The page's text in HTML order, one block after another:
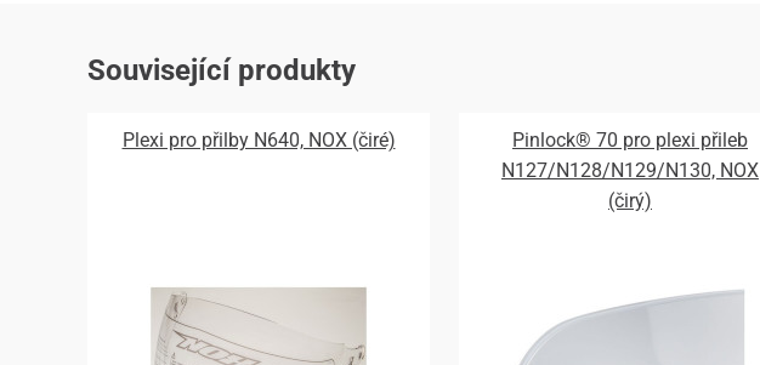
Související produkty
Plexi pro přilby N640, NOX (čiré)
Pinlock® 70 pro plexi přileb
N127/N128/N129/N130, NOX
(čirý)